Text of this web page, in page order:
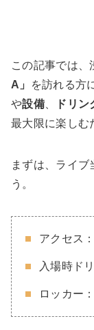
この記事では、
A」
を訪れる方
や設備、 ドリン
最大限に楽しむ
まずは、ライブ
う。
アクセス
入場時ド
ロッカー